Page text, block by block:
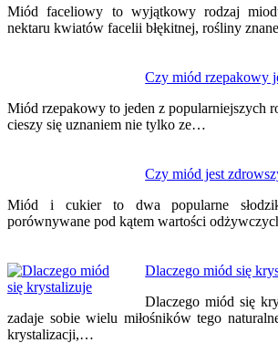
Miód faceliowy to wyjątkowy rodzaj
nektaru kwiatów facelii błękitnej, rośliny
Czy miód rzepakowy
Miód rzepakowy to jeden z popularniejszych
cieszy się uznaniem nie tylko ze…
Czy miód jest
Miód i cukier to dwa popularne
porównywane pod kątem wartości
Dlaczego miód się
Dlaczego miód się
zadaje sobie wielu miłośników tego
krystalizacji,…